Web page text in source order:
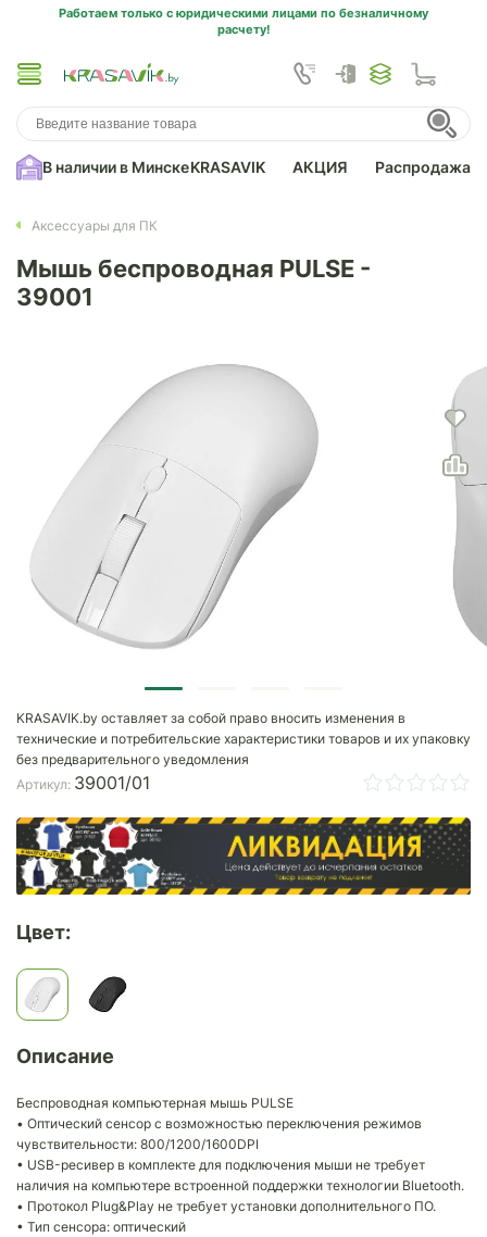
Работаем только с юридическими лицами по безналичному
расчету!
В наличии в МинскеKRASAVIK АКЦИЯ Распродажа
Аксессуары для ПК
Мышь беспроводная PULSE -
39001
KRASAVIK.by оставляет за собой право вносить изменения в
технические и потребительские характеристики товаров и их упаковку
без предварительного уведомления
Артикул: 39001/01
Цвет:
Описание
Беспроводная компьютерная мышь PULSE
• Оптический сенсор с возможностью переключения режимов
чувствительности: 800/1200/1600DPI
• USB-ресивер в комплекте для подключения мыши не требует
наличия на компьютере встроенной поддержки технологии Bluetooth.
• Протокол Plug&Play не требует установки дополнительного ПО.
• Тип сенсора: оптический